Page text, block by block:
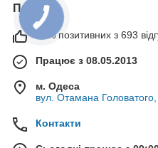
Про нас
99% позитивних з 693
Працює з 08.05.2013
м. Одеса
вул. Отамана
Контакти